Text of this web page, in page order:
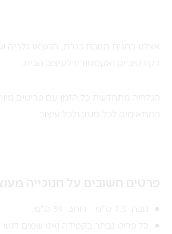
אצלנו בחנות תנובת כנרת, תמצאו גלריה
דקורטיביים ואקססוריז לעיצוב הבית.
הגלריה מתחדשת כל הזמן עם פריטים
המתאימים לכל סגנון ולכל עיצוב.
פרטים חשובים על חנוכייה
גובה: 7.5 ס"מ. רוחב: 39 ס"מ.
כל פריט נבחר בקפידה ואנו שמים דגש